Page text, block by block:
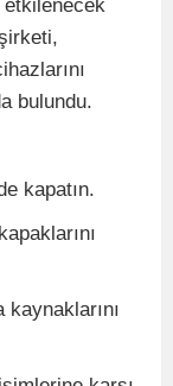
bulundu.
kapatın.